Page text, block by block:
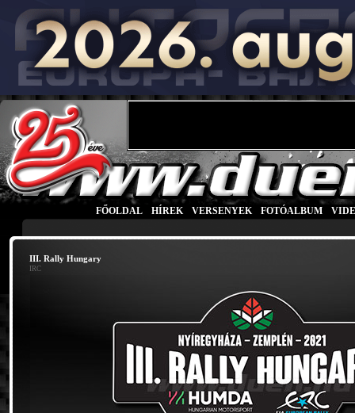
FŐOLDAL HÍREK VERSENYEK FOTÓALBUM
III. Rally Hungary
IRC